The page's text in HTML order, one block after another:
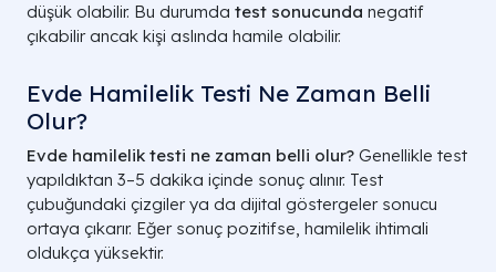
düşük olabilir. Bu durumda test sonucunda negatif
çıkabilir ancak kişi aslında hamile olabilir.
Evde Hamilelik Testi Ne Zaman Belli
Olur?
Evde hamilelik testi ne zaman belli olur? Genellikle test
yapıldıktan 3–5 dakika içinde sonuç alınır. Test
çubuğundaki çizgiler ya da dijital göstergeler sonucu
ortaya çıkarır. Eğer sonuç pozitifse, hamilelik ihtimali
oldukça yüksektir.